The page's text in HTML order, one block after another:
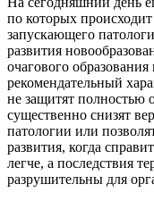
по которых
запускающего
развития
очагового
рекомендательный
не защитят полностью
существенно снизят
патологии или
развития, когда
легче, а последствия
разрушительны для